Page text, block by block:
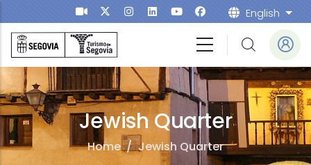
Skip to main content English List
Idiomas
Jewish Quarter
Home/ Jewish Quarter